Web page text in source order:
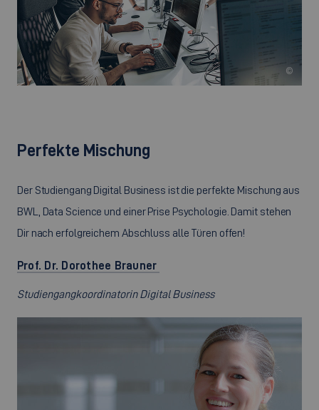
©
Perfekte Mischung
Der Studiengang Digital Business ist die perfekte Mischung aus
BWL, Data Science und einer Prise Psychologie. Damit stehen
Dir nach erfolgreichem Abschluss alle Türen offen!
Prof. Dr. Dorothee Brauner
Studiengangkoordinatorin Digital Business